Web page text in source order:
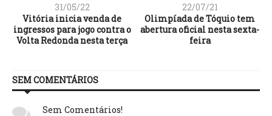
31/05/22
Vitória inicia venda de
ingressos para jogo contra o
Volta Redonda nesta terça
22/07/21
Olimpíada de Tóquio tem
abertura oficial nesta sexta-
feira
SEM COMENTÁRIOS
Sem Comentários!